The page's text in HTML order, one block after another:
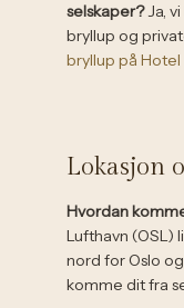
selskaper?Ja,
bryllup og
bryllup på
Lokasjon
Hvordan
Lufthavn (OSL)
nord for Oslo
komme dit fra